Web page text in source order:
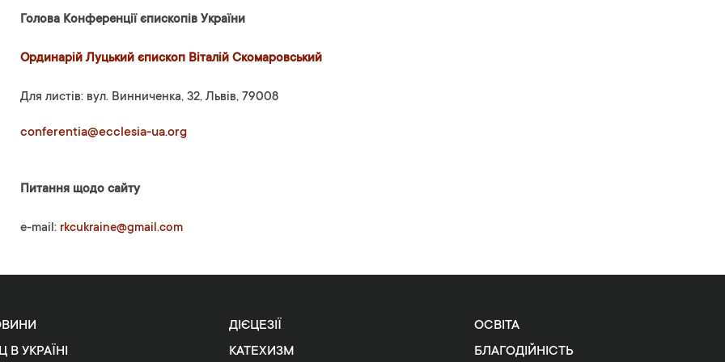
Голова Конференції єпископів України
Ординарій Луцький єпископ Віталій Скомаровський
Для листів: вул. Винниченка, 32, Львів, 79008
conferentia@ecclesia-ua.org
Питання щодо сайту
e-mail: rkcukraine@gmail.com
В УКРАЇНІ
ДІЄЦЕЗІЇ
КАТЕХИЗМ
ОСВІТА
БЛАГОДІЙНІСТЬ